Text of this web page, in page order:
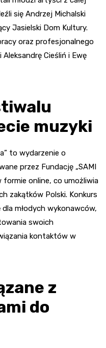
się Andrzej Michalski
Jasielski Dom Kultury.
oraz profesjonalnego
Cieśliń i Ewę
muzyki
to wydarzenie o
przez Fundację „SAMI
formie online, co umożliwia
zakątków Polski. Konkurs
młodych wykonawców,
swoich
kontaktów w
z
do